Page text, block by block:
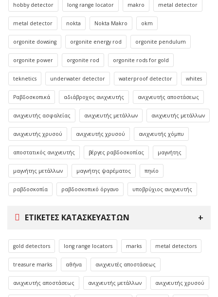
hobby detector long range locator makro metal detector
metal detector nokta Nokta Makro okm
orgonite dowsing orgonite energy rod orgonite pendulum
orgonite power orgonite rod orgonite rods for gold
teknetics underwater detector waterproof detector whites
Ραβδοσκοπικά αδιάβροχος ανιχνευτής ανιχνευτής αποστάσεως
ανιχνευτής ασφαλείας ανιχνευτής μετάλλων ανιχνευτής μετάλλων
ανιχνευτής χρυσού ανιχνευτής χρυσού ανιχνευτής χόμπυ
αποστατικός ανιχνευτής βέργες ραβδοσκοπίας μαγνήτης
μαγνήτης μετάλλων μαγνήτης ψαρέματος πηνίο
ραβδοσκοπία ραβδοσκοπικό όργανο υποβρύχιος ανιχνευτής
ΕΤΙΚΈΤΕΣ ΚΑΤΑΣΚΕΥΑΣΤΏΝ
gold detectors long range locators marks metal detectors
treasure marks αθήνα ανιχνευτές αποστάσεως
ανιχνευτής αποστάσεως ανιχνευτής μετάλλων ανιχνευτής χρυσού